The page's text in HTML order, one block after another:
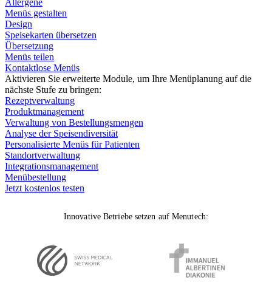
Allergene
Menüs gestalten
Design
Speisekarten übersetzen
Übersetzung
Menüs teilen
Kontaktlose Menüs
Aktivieren Sie erweiterte Module, um Ihre Menüplanung auf die
nächste Stufe zu bringen:
Rezeptverwaltung
Produktmanagement
Verwaltung von Bestellungsmengen
Analyse der Speisendiversität
Personalisierte Menüs für Patienten
Standortverwaltung
Integrationsmanagement
Menübestellung
Jetzt kostenlos testen
Innovative Betriebe setzen auf Menutech: